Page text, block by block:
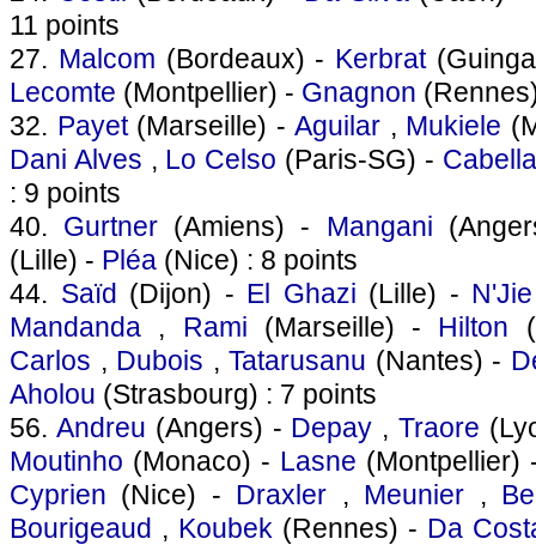
11 points
27. Malcom (Bordeaux) - Kerbrat
Lecomte (Montpellier) - Gnagnon
32. Payet(Marseille) - Aguilar, Mukiele
Dani Alves , Lo Celso (Paris-SG) - Cabella
: 9 points
40. Gurtner (Amiens) - Mangani
(Lille) - Pléa (Nice) : 8 points
44. Saïd (Dijon) - El Ghazi (Lille) - N'Jie
Mandanda , Rami (Marseille) - Hilton
Carlos , Dubois ,Tatarusanu (Nantes) -
Aholou (Strasbourg) : 7 points
56. Andreu (Angers) - Depay ,Traore
Moutinho (Monaco) - Lasne (Montpellier)
Cyprien (Nice) - Draxler , Meunier ,
Bourigeaud , Koubek (Rennes) - Da